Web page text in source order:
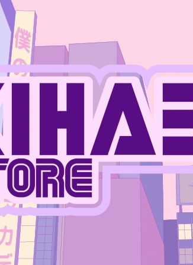
CO POTŘEBUJETE NAJÍT?
HLEDAT
DOPORUČUJEME
KAISEN - MEGUMI FUSHIGURO